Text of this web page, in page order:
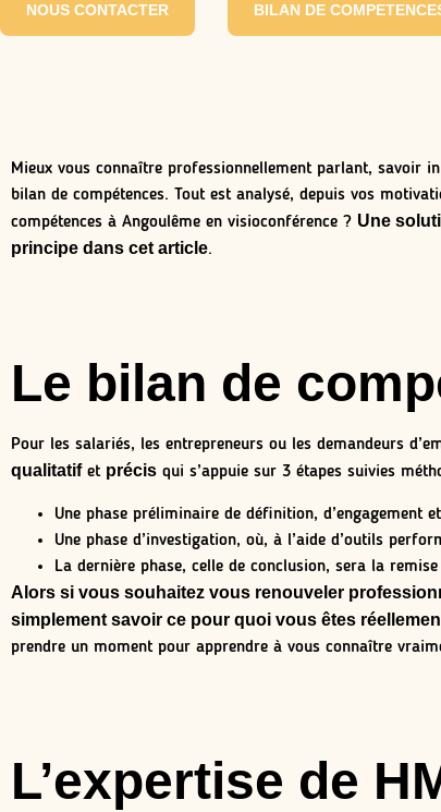
NOUS CONTACTER BILAN DE
Mieux vous connaître professionnellement parlant, savoir
bilan de compétences. Tout est analysé, depuis vos
compétences à Angoulême en visioconférence ? Une
principe dans cet article.
Le bilan de
Pour les salariés, les entrepreneurs ou les demandeurs
qualitatifet précis qui s’appuie sur 3 étapes suivies
Une phase préliminaire de définition, d’engagement
Une phase d’investigation, où, à l’aide d’outils
La dernière phase, celle de conclusion, sera la
Alors si vous souhaitez vous renouveler
simplement savoir ce pour quoi vous êtes
prendre un moment pour apprendre à vous connaître
L’expertise de